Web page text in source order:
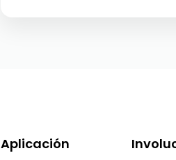
Aplicación